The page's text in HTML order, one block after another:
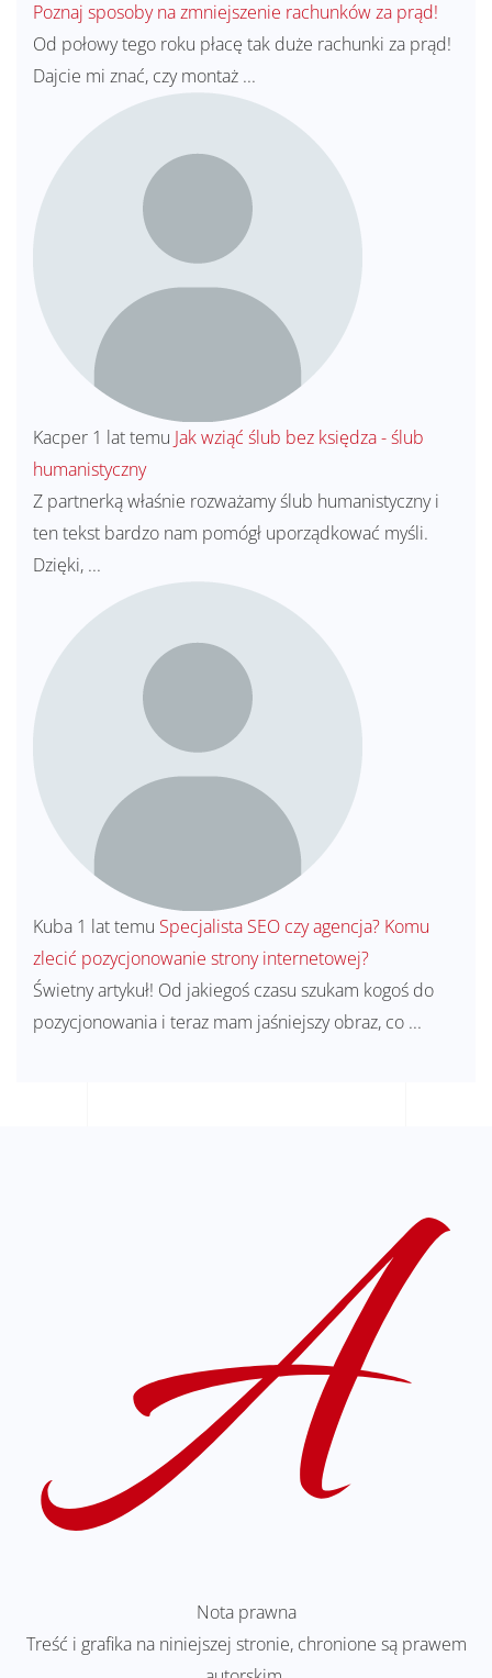
Poznaj sposoby na zmniejszenie rachunków za prąd!
Od połowy tego roku płacę tak duże rachunki za prąd!
Dajcie mi znać, czy montaż ...
Kacper 1 lat temu Jak wziąć ślub bez księdza - ślub
humanistyczny
Z partnerką właśnie rozważamy ślub humanistyczny i
ten tekst bardzo nam pomógł uporządkować myśli.
Dzięki, ...
Kuba 1 lat temu Specjalista SEO czy agencja? Komu
zlecić pozycjonowanie strony internetowej?
Świetny artykuł! Od jakiegoś czasu szukam kogoś do
pozycjonowania i teraz mam jaśniejszy obraz, co ...
Nota prawna
Treść i grafika na niniejszej stronie, chronione są prawem